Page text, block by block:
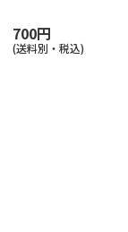
700円
(送料別・税込)